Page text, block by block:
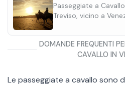
Passeggiate a
Treviso, vicino a
DOMANDE FREQUENTI
CAVALLO IN
Le passeggiate a cavallo sono